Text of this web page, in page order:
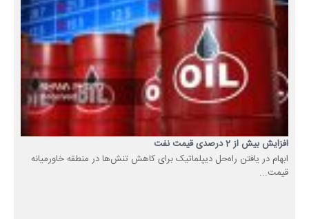
افزایش بیش از 2 درصدی قیمت نفت
ابهام در یافتن راه‌حل‌ دیپلماتیک برای کاهش تنش‌ها در منطقه خاورمیانه
قیمت...